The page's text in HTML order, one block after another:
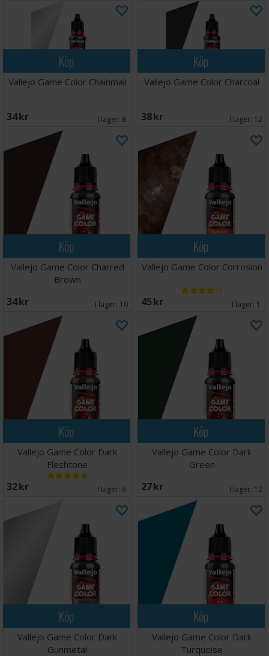
Köp
Vallejo Game Color Chainmail
34 SEK I lager: 8
Köp
Vallejo Game Color Charcoal
38 SEK I lager: 12
Köp
Vallejo Game Color Charred
Brown
34 SEK I lager: 10
Köp
Vallejo Game Color Corrosion
45 SEK I lager: 1
Köp
Vallejo Game Color Dark
Fleshtone
32 SEK I lager: 6
Köp
Vallejo Game Color Dark
Green
27 SEK I lager: 12
Köp
Vallejo Game Color Dark
Gunmetal
Köp
Vallejo Game Color Dark
Turquoise